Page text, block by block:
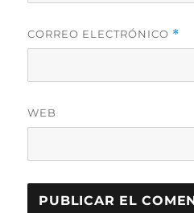
CORREO ELECTRÓNICO *
WEB